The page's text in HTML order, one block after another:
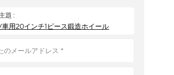
主題 :
用20インチ1ピース鍛造ホイール